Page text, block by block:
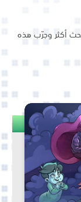
أكثر وجرّب هذه